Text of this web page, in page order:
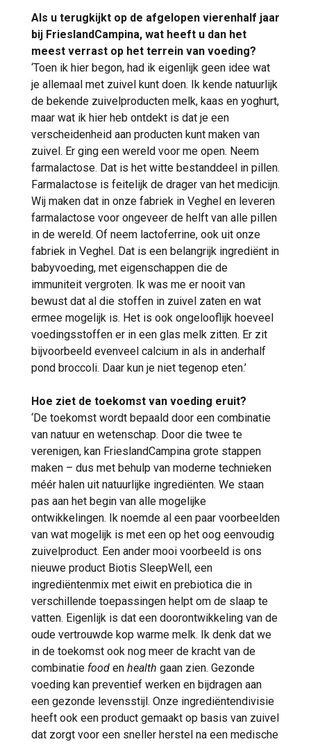
Als u terugkijkt op de afgelopen vierenhalf jaar
bij FrieslandCampina, wat heeft u dan het
meest verrast op het terrein van voeding?
‘Toen ik hier begon, had ik eigenlijk geen idee wat
je allemaal met zuivel kunt doen. Ik kende natuurlijk
de bekende zuivelproducten melk, kaas en yoghurt,
maar wat ik hier heb ontdekt is dat je een
verscheidenheid aan producten kunt maken van
zuivel. Er ging een wereld voor me open. Neem
farmalactose. Dat is het witte bestanddeel in pillen.
Farmalactose is feitelijk de drager van het medicijn.
Wij maken dat in onze fabriek in Veghel en leveren
farmalactose voor ongeveer de helft van alle pillen
in de wereld. Of neem lactoferrine, ook uit onze
fabriek in Veghel. Dat is een belangrijk ingrediënt in
babyvoeding, met eigenschappen die de
immuniteit vergroten. Ik was me er nooit van
bewust dat al die stoffen in zuivel zaten en wat
ermee mogelijk is. Het is ook ongelooflijk hoeveel
voedingsstoffen er in een glas melk zitten. Er zit
bijvoorbeeld evenveel calcium in als in anderhalf
pond broccoli. Daar kun je niet tegenop eten.’
Hoe ziet de toekomst van voeding eruit?
‘De toekomst wordt bepaald door een combinatie
van natuur en wetenschap. Door die twee te
verenigen, kan FrieslandCampina grote stappen
maken – dus met behulp van moderne technieken
méér halen uit natuurlijke ingrediënten. We staan
pas aan het begin van alle mogelijke
ontwikkelingen. Ik noemde al een paar voorbeelden
van wat mogelijk is met een op het oog eenvoudig
zuivelproduct. Een ander mooi voorbeeld is ons
nieuwe product Biotis SleepWell, een
ingrediëntenmix met eiwit en prebiotica die in
verschillende toepassingen helpt om de slaap te
vatten. Eigenlijk is dat een doorontwikkeling van de
oude vertrouwde kop warme melk. Ik denk dat we
in de toekomst ook nog meer de kracht van de
combinatie food en health gaan zien. Gezonde
voeding kan preventief werken en bijdragen aan
een gezonde levensstijl. Onze ingrediëntendivisie
heeft ook een product gemaakt op basis van zuivel
dat zorgt voor een sneller herstel na een medische